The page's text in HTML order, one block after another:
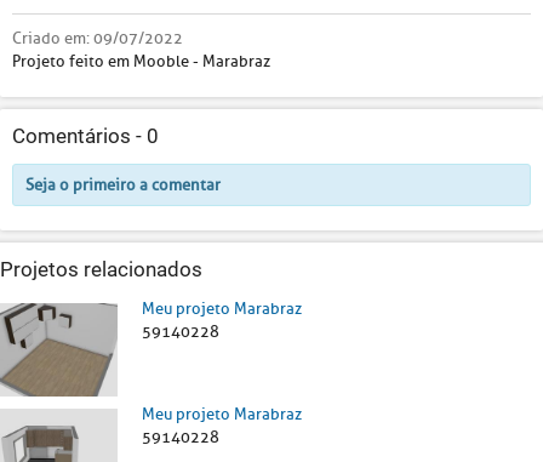
Criado em:09/07/2022
Projeto feito em Mooble - Marabraz
Comentários - 0
Seja o primeiro a comentar
Projetos relacionados
Meu projeto Marabraz
59140228
Meu projeto Marabraz
59140228